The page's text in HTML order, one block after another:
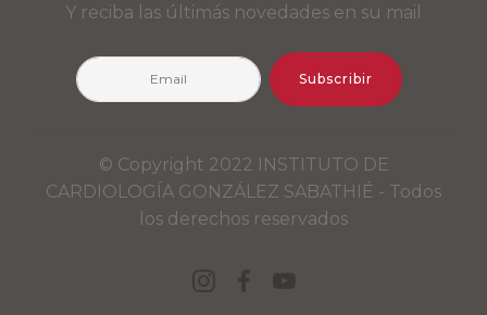
Y reciba las últimás novedades en su mail
Subscribir
© Copyright 2022 INSTITUTO DE
CARDIOLOGÍA GONZÁLEZ SABATHIÉ - Todos
los derechos reservados